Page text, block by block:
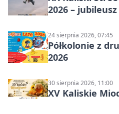
2026 –
24 sierpnia 2026, 07:45
Półkolonie z
2026
30 sierpnia 2026, 11:00
XV Kaliskie